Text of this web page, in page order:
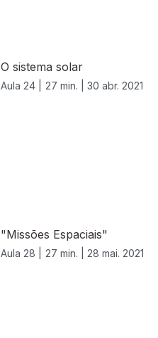
O sistema solar
Aula 24 | 27 min. | 30 abr. 2021
"Missões Espaciais"
Aula 28 | 27 min. | 28 mai. 2021